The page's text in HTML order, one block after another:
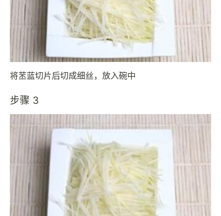
将苤蓝切片后切成细丝，放入碗中
步骤 3